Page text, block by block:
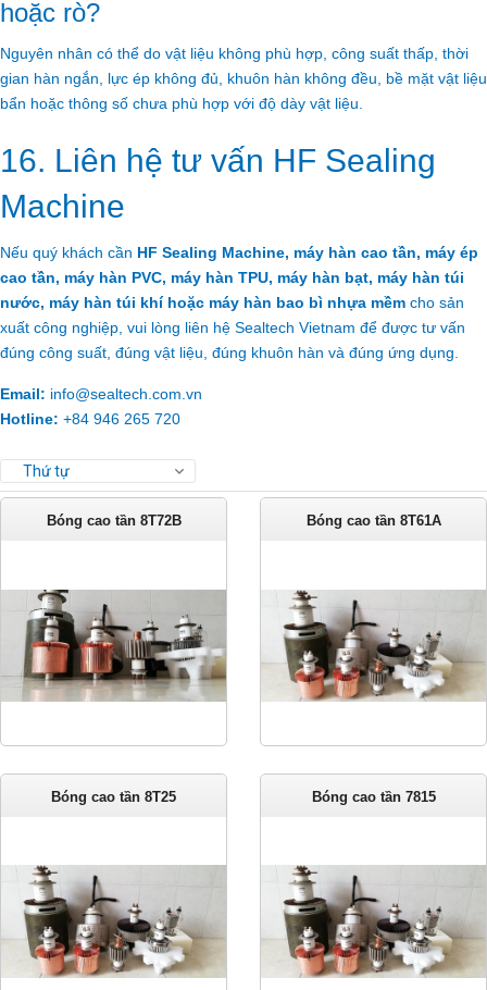
hoặc rò?
Nguyên nhân có thể do vật liệu không phù hợp, công suất thấp, thời
gian hàn ngắn, lực ép không đủ, khuôn hàn không đều, bề mặt vật liệu
bẩn hoặc thông số chưa phù hợp với độ dày vật liệu.
16. Liên hệ tư vấn HF Sealing
Machine
Nếu quý khách cần HF Sealing Machine, máy hàn cao tần, máy ép
cao tần, máy hàn PVC, máy hàn TPU, máy hàn bạt, máy hàn túi
nước, máy hàn túi khí hoặc máy hàn bao bì nhựa mềm cho sản
xuất công nghiệp, vui lòng liên hệ Sealtech Vietnam để được tư vấn
đúng công suất, đúng vật liệu, đúng khuôn hàn và đúng ứng dụng.
Email: info@sealtech.com.vn
Hotline: +84 946 265 720
Thứ tự
Bóng cao tần 8T72B Bóng cao tần 8T61A
Bóng cao tần 8T25 Bóng cao tần 7815